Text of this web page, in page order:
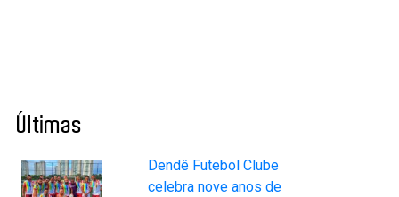
Últimas
Dendê Futebol Clube
celebra nove anos de